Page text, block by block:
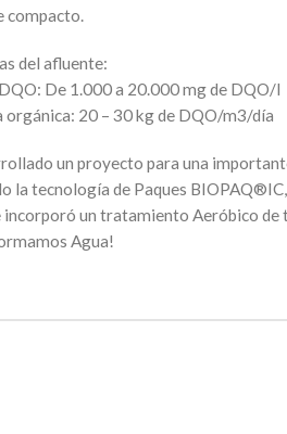
compacto.
del afluente:
De 1.000 a 20.000 mg de DQO/l
orgánica: 20 – 30 kg de DQO/m3/día
un proyecto para una
la tecnología de Paques
incorporó un tratamiento Aeróbico
Agua!